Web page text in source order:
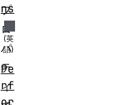
プ
ロ
パ
テ
ィ
ns
Pe
rf